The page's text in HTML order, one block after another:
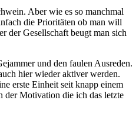
Aber wie es so manchmal
die Prioritäten ob man will
der Gesellschaft beugt man sich
und den faulen Ausreden.
hier wieder aktiver werden.
erste Einheit seit knapp einem
der Motivation die ich das letzte